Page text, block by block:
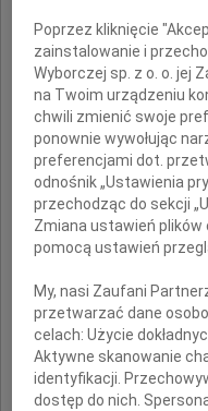
Smutkiem dla całej naszej
Poprzez kliknięcie
zainstalowanie i
Wyborczej sp. z o. o. jej
na Twoim urządzeniu
chwili zmienić swoje
ponownie wywołując
preferencjami dot.
odnośnik „Ustawienia
przechodząc do sekcji
Zmiana ustawień
pomocą ustawień
My, nasi Zaufani
przetwarzać dane
celach:Użycie
Aktywne skanowanie
identyfikacji.
dostęp do nich.